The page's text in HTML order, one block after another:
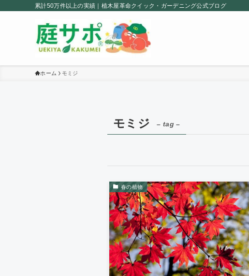
累計50万件以上の実績｜植木屋革命クイック・ガーデニング公式ブログ
ホーム モミジ
モミジ – tag –
春の植物